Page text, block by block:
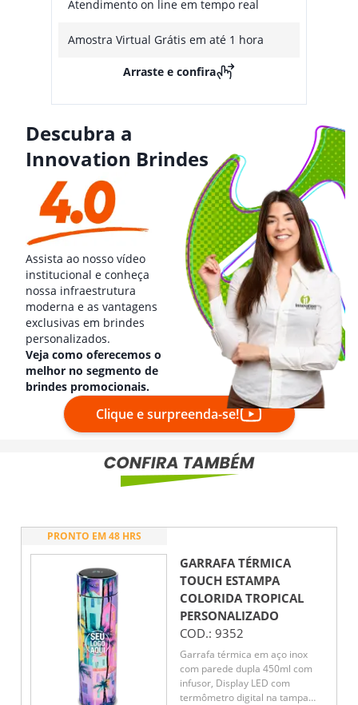
Atendimento on line em tempo real
Amostra Virtual Grátis em até 1 hora
Arraste e confira
Descubra a
Innovation Brindes
Assista ao nosso vídeo
institucional e conheça
nossa infraestrutura
moderna e as vantagens
exclusivas em brindes
personalizados.
Veja como oferecemos o
melhor no segmento de
brindes promocionais.
Clique e surpreenda-se!
PRONTO EM 48 HRS
GARRAFA TÉRMICA
TOUCH ESTAMPA
COLORIDA TROPICAL
PERSONALIZADO
COD.: 9352
Garrafa térmica em aço inox
com parede dupla 450ml com
infusor, Display LED com
termômetro digital na tampa